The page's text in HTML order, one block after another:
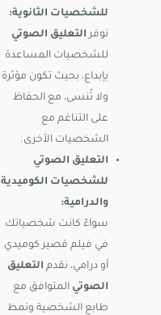
للشخصيات الثانوية:
نوفر التعليق الصوتي
للشخصيات المساعدة
بإبداع، بحيث تكون مؤثرة
ولا تُنسى، مع الحفاظ
على التناغم مع
الشخصيات الأخرى.
التعليق الصوتي
للشخصيات الكوميدية
والدرامية:
سواءً كانت شخصياتك
في فيلم قصير كوميدي
أو درامي، نقدم التعليق
الصوتي المتوافق مع
طابع الشخصية ونمط